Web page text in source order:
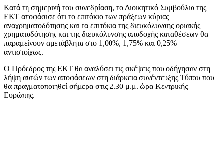
Κατά τη σημερινή του συνεδρίαση, το Διοικητικό Συμβούλιο της
ΕΚΤ αποφάσισε ότι το επιτόκιο των πράξεων κύριας
αναχρηματοδότησης και τα επιτόκια της διευκόλυνσης οριακής
χρηματοδότησης και της διευκόλυνσης αποδοχής καταθέσεων θα
παραμείνουν αμετάβλητα στο 1,00%, 1,75% και 0,25%
αντιστοίχως.
Ο Πρόεδρος της ΕΚΤ θα αναλύσει τις σκέψεις που οδήγησαν στη
λήψη αυτών των αποφάσεων στη διάρκεια συνέντευξης Τύπου που
θα πραγματοποιηθεί σήμερα στις 2.30 μ.μ. ώρα Κεντρικής
Ευρώπης.